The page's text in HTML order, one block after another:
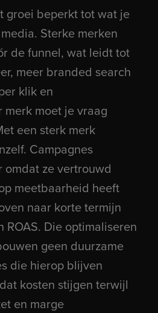
ADWISE
Consultant
ADWISE
groei beperkt tot wat je
Sterke merken
de funnel, wat leidt tot
meer branded search
klik en
merk moet je vraag
een sterk merk
Campagnes
ze vertrouwd
meetbaarheid heeft
naar korte termijn
ROAS. Die optimaliseren
geen duurzame
die hierop blijven
kosten stijgen terwijl
en marge